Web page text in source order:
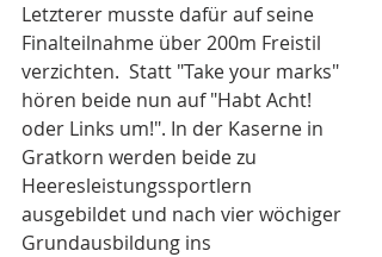
Letzterer musste dafür auf seine
Finalteilnahme über 200m Freistil
verzichten.  Statt "Take your marks"
hören beide nun auf "Habt Acht!
oder Links um!". In der Kaserne in
Gratkorn werden beide zu
Heeresleistungssportlern
ausgebildet und nach vier wöchiger
Grundausbildung ins